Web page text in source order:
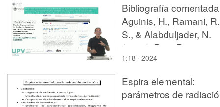
Bibliografía
Aguinis, H., Ramani, R.
S., & Alabduljader, N.
(2020). Best-Practice
Recommendations for
and Users of
Methodological
1:18 · 2024
Espira elemental:
parámetros de